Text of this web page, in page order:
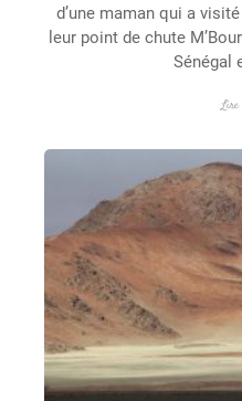
d’une maman qui a
leur point de chute
Sénégal
Lire